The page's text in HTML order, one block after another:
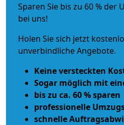
Sparen Sie bis zu 60 % der
bei uns!
Holen Sie sich jetzt
unverbindliche Angebote.
Keine versteckten
Sogar möglich mit
bis zu ca. 60 % sparen
professionelle
schnelle